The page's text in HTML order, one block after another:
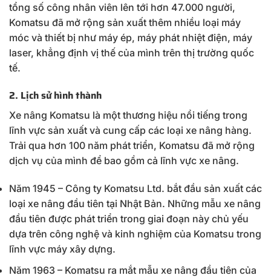
tổng số công nhân viên lên tới hơn 47.000 người,
Komatsu đã mở rộng sản xuất thêm nhiều loại máy
móc và thiết bị như máy ép, máy phát nhiệt điện, máy
laser, khẳng định vị thế của mình trên thị trường quốc
tế.
2. Lịch sử hình thành
Xe nâng Komatsu là một thương hiệu nổi tiếng trong
lĩnh vực sản xuất và cung cấp các loại xe nâng hàng.
Trải qua hơn 100 năm phát triển, Komatsu đã mở rộng
dịch vụ của mình để bao gồm cả lĩnh vực xe nâng.
Năm 1945 – Công ty Komatsu Ltd. bắt đầu sản xuất các
loại xe nâng đầu tiên tại Nhật Bản. Những mẫu xe nâng
đầu tiên được phát triển trong giai đoạn này chủ yếu
dựa trên công nghệ và kinh nghiệm của Komatsu trong
lĩnh vực máy xây dựng.
Năm 1963 – Komatsu ra mắt mẫu xe nâng đầu tiên của